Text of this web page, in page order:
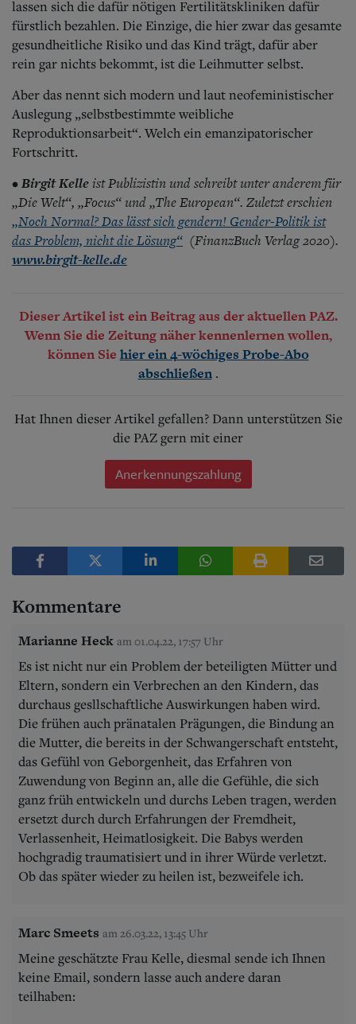
lassen sich die dafür nötigen Fertilitätskliniken dafür
fürstlich bezahlen. Die Einzige, die hier zwar das gesamte
gesundheitliche Risiko und das Kind trägt, dafür aber
rein gar nichts bekommt, ist die Leihmutter selbst.
Aber das nennt sich modern und laut neofeministischer
Auslegung „selbstbestimmte weibliche
Reproduktionsarbeit“. Welch ein emanzipatorischer
Fortschritt.
•Birgit Kelleist Publizistin und schreibt unter anderem für
„Die Welt“, „Focus“ und „The European“. Zuletzt erschien
„Noch Normal? Das lässt sich gendern! Gender-Politik ist
das Problem, nicht die Lösung“ (FinanzBuch Verlag 2020).
www.birgit-kelle.de
Dieser Artikel ist ein Beitrag aus der aktuellen PAZ.
Wenn Sie die Zeitung näher kennenlernen wollen,
können Sie hier ein 4-wöchiges Probe-Abo
abschließen .
Hat Ihnen dieser Artikel gefallen? Dann unterstützen Sie
die PAZ gern mit einer
Anerkennungszahlung
Kommentare
Marianne Heck am 01.04.22, 17:57 Uhr
Es ist nicht nur ein Problem der beteiligten Mütter und
Eltern, sondern ein Verbrechen an den Kindern, das
durchaus gesllschaftliche Auswirkungen haben wird.
Die frühen auch pränatalen Prägungen, die Bindung an
die Mutter, die bereits in der Schwangerschaft entsteht,
das Gefühl von Geborgenheit, das Erfahren von
Zuwendung von Beginn an, alle die Gefühle, die sich
ganz früh entwickeln und durchs Leben tragen, werden
ersetzt durch durch Erfahrungen der Fremdheit,
Verlassenheit, Heimatlosigkeit. Die Babys werden
hochgradig traumatisiert und in ihrer Würde verletzt.
Ob das später wieder zu heilen ist, bezweifele ich.
Marc Smeets am 26.03.22, 13:45 Uhr
Meine geschätzte Frau Kelle, diesmal sende ich Ihnen
keine Email, sondern lasse auch andere daran
teilhaben: